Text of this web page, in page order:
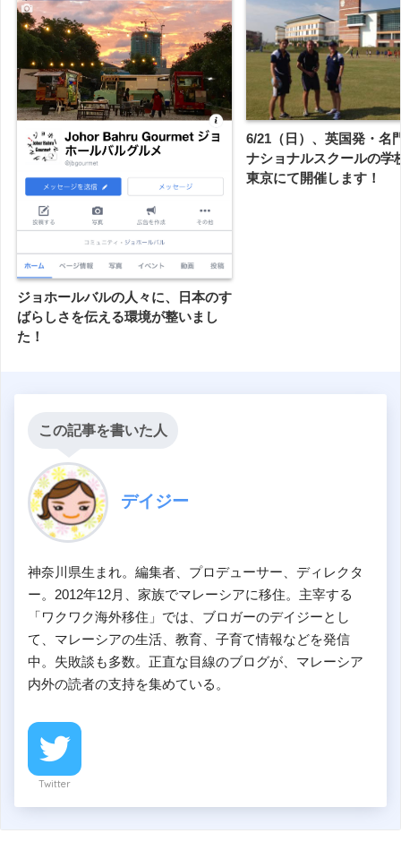
ジョホールバルの人々に、日本のす
ばらしさを伝える環境が整いまし
た！
6/21（日）、英国発・名
ナショナルスクールの学
東京にて開催します！
この記事を書いた人
デイジー
神奈川県生まれ。編集者、プロデューサー、ディレクタ
ー。2012年12月、家族でマレーシアに移住。主宰する
「ワクワク海外移住」では、ブロガーのデイジーとし
て、マレーシアの生活、教育、子育て情報などを発信
中。失敗談も多数。正直な目線のブログが、マレーシア
内外の読者の支持を集めている。
Twitter